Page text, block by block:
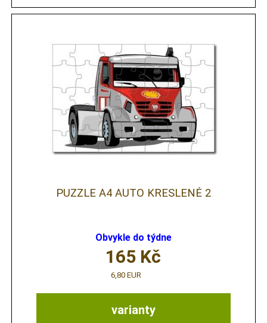
PUZZLE A4 AUTO KRESLENÉ 2
Obvykle do týdne
varianty
165 Kč
6,80 EUR